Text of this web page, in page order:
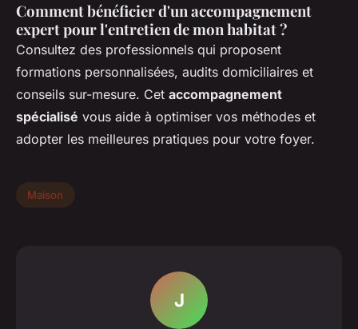
Comment bénéficier d'un accompagnement
expert pour l'entretien de mon habitat ?
Consultez des professionnels qui proposent
formations personnalisées, audits domiciliaires et
conseils sur-mesure. Cet accompagnement
spécialisé vous aide à optimiser vos méthodes et
adopter les meilleures pratiques pour votre foyer.
Maison
J